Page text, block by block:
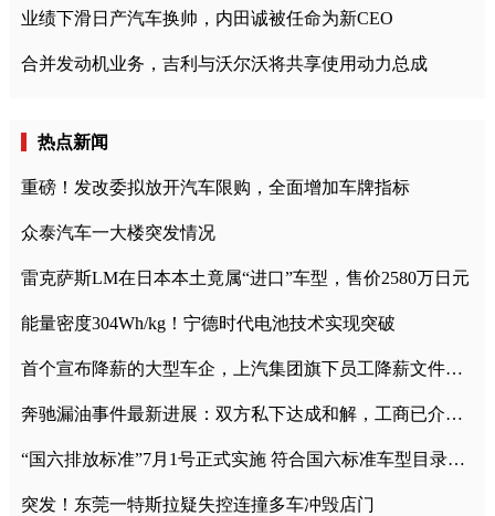
业绩下滑日产汽车换帅，内田诚被任命为新CEO
合并发动机业务，吉利与沃尔沃将共享使用动力总成
热点新闻
重磅！发改委拟放开汽车限购，全面增加车牌指标
众泰汽车一大楼突发情况
雷克萨斯LM在日本本土竟属“进口”车型，售价2580万日元
能量密度304Wh/kg！宁德时代电池技术实现突破
首个宣布降薪的大型车企，上汽集团旗下员工降薪文件曝光
奔驰漏油事件最新进展：双方私下达成和解，工商已介入调查
“国六排放标准”7月1号正式实施 符合国六标准车型目录一览
突发！东莞一特斯拉疑失控连撞多车冲毁店门